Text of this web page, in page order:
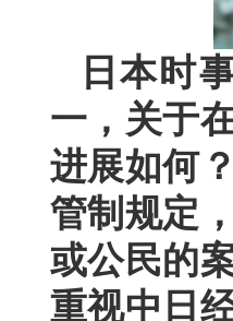
日本时
一，关于
进展如何
管制规定
或公民的
重视中日